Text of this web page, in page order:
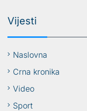
Vijesti
Naslovna
Crna kronika
Video
Sport